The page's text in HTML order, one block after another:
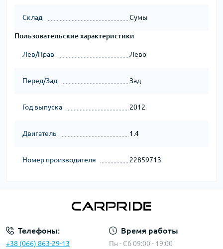
Склад Сумы
Пользовательские характеристики
Лев/Прав Лево
Перед/Зад Зад
Год выпуска 2012
Двигатель 1.4
Номер производителя 22859713
Телефоны:
+38 (066) 863-29-13
Время работы
Пн - Сб 09:00 - 19:00